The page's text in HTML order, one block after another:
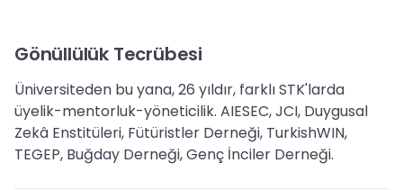
Gönüllülük Tecrübesi
Üniversiteden bu yana, 26 yıldır, farklı STK'larda
üyelik-mentorluk-yöneticilik. AIESEC, JCI, Duygusal
Zekâ Enstitüleri, Fütüristler Derneği, TurkishWIN,
TEGEP, Buğday Derneği, Genç İnciler Derneği.